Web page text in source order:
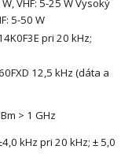
VHF: 5-25 W Vysoký
5-50 W
pri 20 kHz;
12,5 kHz (dáta a
> 1 GHz
kHz pri 20 kHz; ± 5,0